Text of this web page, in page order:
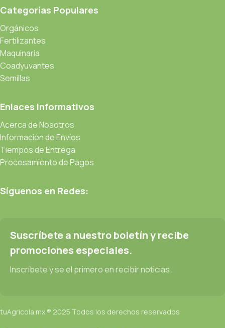
Categorías Populares
Orgánicos
Fertilizantes
Maquinaria
Coadyuvantes
Semillas
Enlaces Informativos
Acerca de Nosotros
Información de Envíos
Tiempos de Entrega
Procesamiento de Pagos
Síguenos en Redes:
Suscríbete a nuestro boletín y recibe
promociones especiales.
Inscríbete y se el primero en recibir noticias.
tuAgricola.mx ® 2025 Todos los derechos reservados